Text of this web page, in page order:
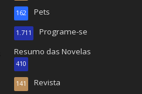
Pets
162
Programe-se
1.711
Resumo das Novelas
410
Revista
141